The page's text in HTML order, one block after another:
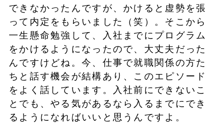
できなかったんですが、かけると虚勢を張
って内定をもらいました（笑）。そこから
一生懸命勉強して、入社までにプログラム
をかけるようになったので、大丈夫だった
んですけどね。今、仕事で就職関係の方た
ちと話す機会が結構あり、このエピソード
をよく話しています。入社前にできないこ
とでも、やる気があるなら入るまでにでき
るようになればいいと思うんですよ。